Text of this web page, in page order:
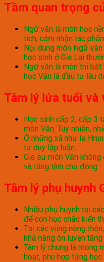
Tầm quan trọng
Ngữ văn là môn học
tích, cảm nhận tác
Nội dung môn Ngữ
học sinh ở Gia Lai
Ngữ văn là môn thi
học Văn là đầu tư lâu
Tâm lý lứa tuổi và
Học sinh cấp 2, cấp 3
môn Văn. Tuy nhiên,
Ở những xã như Ia
tư duy lập luận.
Gia sư môn Văn
và tăng tính chủ động.
Tâm lý phụ huynh
Nhiều phụ huynh tại
để con học chắc kiến
Tại các vùng nông
khả năng ôn luyện
Tâm lý chung là mong
hoạt, phù hợp từng học